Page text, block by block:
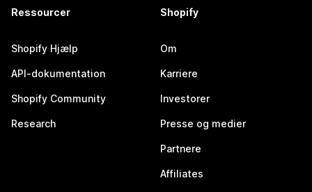
Ressourcer
Shopify Hjælp
API-dokumentation
Shopify Community
Research
Shopify
Om
Karriere
Investorer
Presse og medier
Partnere
Affiliates